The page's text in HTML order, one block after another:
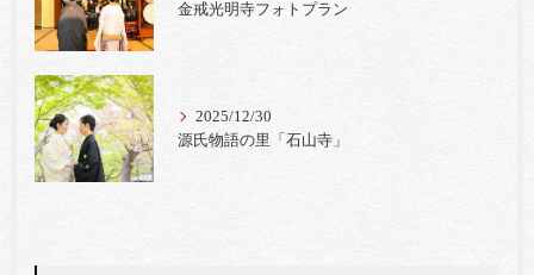
金戒光明寺フォトプラン
2025/12/30
源氏物語の里「石山寺」